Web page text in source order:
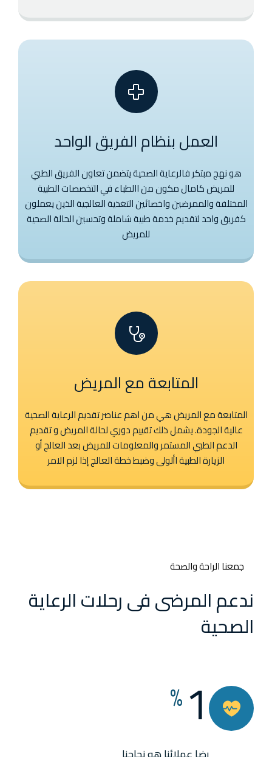
العمل بنظام الفريق الواحد
هو نهج مبتكر فالرعاية الصحية يتضمن تعاون الفريق الطبي
للمريض كامال مكون من االطباء في التخصصات الطبية
المختلفة والممرضين واخصائين التغذية العالجية الذين يعملون
كفريق واحد لتقديم خدمة طبية شاملة وتحسين الحالة الصحية
للمريض
المتابعة مع المريض
المتابعة مع المريض هي من اهم عناصر تقديم الرعاية الصحية
عالية الجودة. يشمل ذلك تقييم دوري لحالة المريض و تقديم
الدعم الطبي المستمر والمعلومات للمريض بعد العالج أو
الزيارة الطبية األولى وضبط خطة العالج إذا لزم الامر
جمعنا الراحة والصحة
ندعم المرضى فى رحلات الرعاية
الصحية
1
%